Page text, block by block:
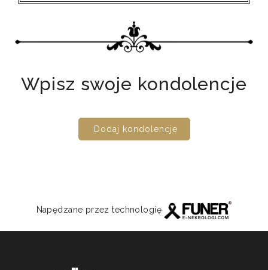
Wpisz swoje kondolencje
Dodaj kondolencje
Napędzane przez technologię